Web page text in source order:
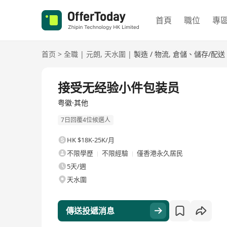
首頁 職位 專
首页 > 全職 | 元朗, 天水圍 | 製造 / 物流, 倉儲、儲存/配送
接受无经验小件包装员
粤徽·其他
7日回覆4位候選人
HK $18K-25K/月
不限學歷
不限經驗
僅香港永久居民
5天/週
天水圍
傳送投遞消息